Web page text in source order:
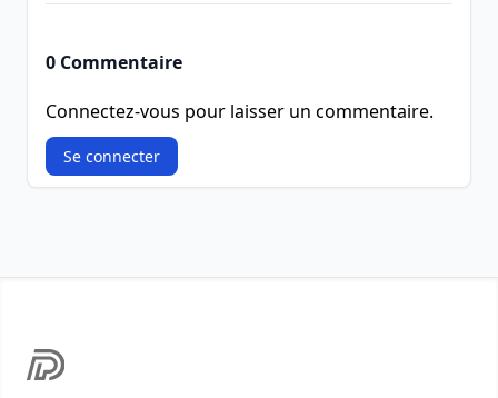
0 Commentaire
Connectez-vous pour laisser un commentaire.
Se connecter